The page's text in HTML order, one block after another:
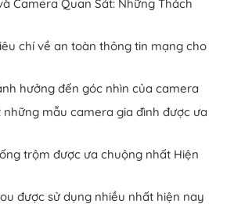
Camera Quan Sát: Những Thách
chí về an toàn thông tin mạng cho
hưởng đến góc nhìn của camera
mẫu camera gia đình được ưa
trộm được ưa chuộng nhất Hiện
được sử dụng nhiều nhất hiện nay